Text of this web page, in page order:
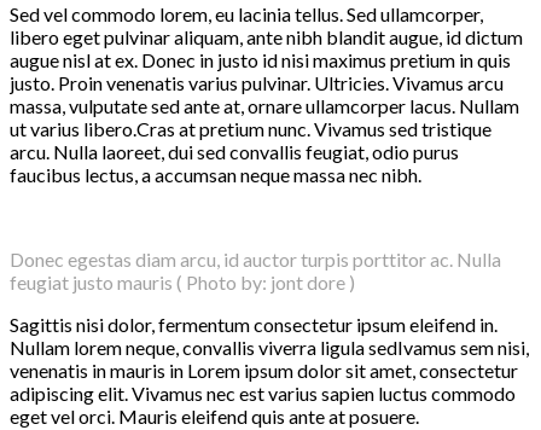
Sed vel commodo lorem, eu lacinia tellus. Sed ullamcorper,
libero eget pulvinar aliquam, ante nibh blandit augue, id dictum
augue nisl at ex. Donec in justo id nisi maximus pretium in quis
justo. Proin venenatis varius pulvinar. Ultricies. Vivamus arcu
massa, vulputate sed ante at, ornare ullamcorper lacus. Nullam
ut varius libero.Cras at pretium nunc. Vivamus sed tristique
arcu. Nulla laoreet, dui sed convallis feugiat, odio purus
faucibus lectus, a accumsan neque massa nec nibh.
Donec egestas diam arcu, id auctor turpis porttitor ac. Nulla
feugiat justo mauris ( Photo by: jont dore )
Sagittis nisi dolor, fermentum consectetur ipsum eleifend in.
Nullam lorem neque, convallis viverra ligula sedIvamus sem nisi,
venenatis in mauris in Lorem ipsum dolor sit amet, consectetur
adipiscing elit. Vivamus nec est varius sapien luctus commodo
eget vel orci. Mauris eleifend quis ante at posuere.